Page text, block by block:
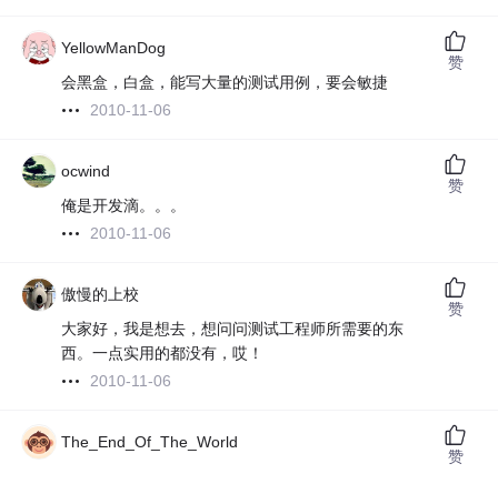
YellowManDog
会黑盒，白盒，能写大量的测试用例，要会敏捷
2010-11-06
赞
ocwind
俺是开发滴。。。
2010-11-06
赞
傲慢的上校
大家好，我是想去，想问问测试工程师所需要的东
西。一点实用的都没有，哎！
2010-11-06
赞
The_End_Of_The_World
赞